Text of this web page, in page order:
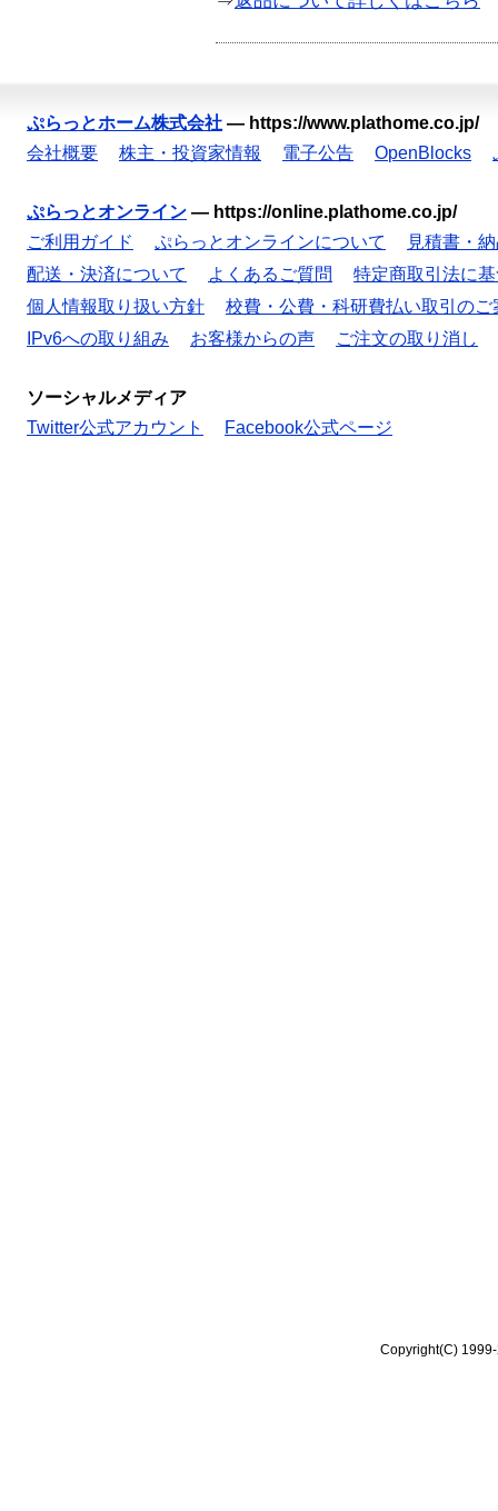
ぷらっとホーム株式会社 — https://www.plathome.co.jp/
会社概要
株主・投資家情報 電子公告 OpenBlocks
ぷらっとオンライン — https://online.plathome.co.jp/
ご利用ガイド
ぷらっとオンラインについて
見積書・
配送・決済について
よくあるご質問
特定商取引法に
個人情報取り扱い方針
校費・公費・科研費払い取引のご
IPv6への取り組み
お客様からの声 ご注文の取り消し
ソーシャルメディア
Twitter公式アカウント
Facebook公式ページ
Copyright(C)